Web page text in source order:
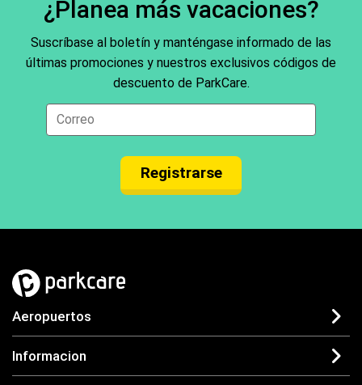
¿Planea más vacaciones?
Suscríbase al boletín y manténgase informado de las
últimas promociones y nuestros exclusivos códigos de
descuento de ParkCare.
Registrarse
Aeropuertos
Informacion